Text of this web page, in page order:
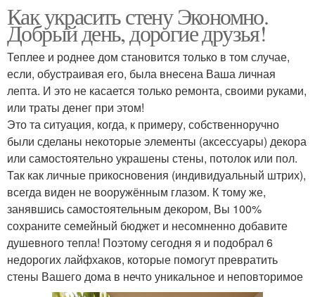
Как украсить стену Экономно.
Добрый день, дорогие друзья!
Теплее и роднее дом становится только в том случае,
если, обустраивая его, была внесена Ваша личная
лепта. И это не касается только ремонта, своими руками,
или траты денег при этом!
Это та ситуация, когда, к примеру, собственноручно
были сделаны некоторые элементы (аксессуары) декора
или самостоятельно украшены стены, потолок или пол.
Так как личные прикосновения (индивидуальный штрих),
всегда виден не вооружённым глазом. К тому же,
занявшись самостоятельным декором, Вы 100%
сохраните семейный бюджет и несомненно добавите
душевного тепла! Поэтому сегодня я и подобрал 6
недорогих лайфхаков, которые помогут превратить
стены Вашего дома в нечто уникальное и неповторимое